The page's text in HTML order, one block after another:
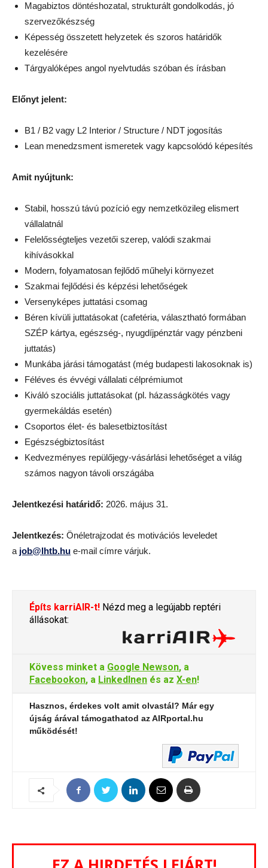
Magabiztos döntéshozatal, strukturált gondolkodás, jó
szervezőkészség
Képesség összetett helyzetek és szoros határidők
kezelésére
Tárgyalóképes angol nyelvtudás szóban és írásban
Előnyt jelent:
B1 / B2 vagy L2 Interior / Structure / NDT jogosítás
Lean menedzsment ismeretek vagy kapcsolódó képesítés
Amit nyújtunk:
Stabil, hosszú távú pozíció egy nemzetközileg elismert
vállalatnál
Felelősségteljes vezetői szerep, valódi szakmai
kihívásokkal
Modern, folyamatosan fejlődő műhelyi környezet
Szakmai fejlődési és képzési lehetőségek
Versenyképes juttatási csomag
Béren kívüli juttatásokat (cafetéria, választható formában
SZÉP kártya, egészség-, nyugdíjpénztár vagy pénzbeni
juttatás)
Munkába járási támogatást (még budapesti lakosoknak is)
Féléves és évvégi vállalati célprémiumot
Kiváló szociális juttatásokat (pl. házasságkötés vagy
gyermekáldás esetén)
Csoportos élet- és balesetbiztosítást
Egészségbiztosítást
Kedvezményes repülőjegy-vásárlási lehetőséget a világ
számos nagyon távoli országába
Jelentkezési határidő: 2026. május 31.
Jelentkezés: Önéletrajzodat és motivációs leveledet
a job@lhtb.hu e-mail címre várjuk.
Építs karriAIR-t! Nézd meg a legújabb reptéri
állásokat:
Kövess minket a Google Newson, a
Facebookon, a LinkedInen és az X-en!
Hasznos, érdekes volt amit olvastál? Már egy
újság árával támogathatod az AIRportal.hu
működését!